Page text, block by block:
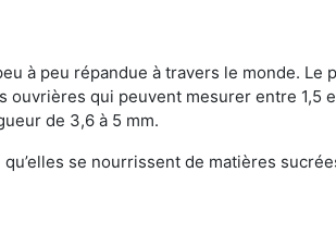
à peu répandue à travers le monde.
qui peuvent mesurer entre 1,5
de 3,6 à 5 mm.
se nourrissent de matières